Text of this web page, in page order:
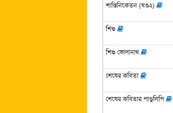
শান্তিনিকেতন (খণ্ড২)
শিশু
শিশু ভোলানাথ
শেষের কবিতা
শেষের কবিতার পাণ্ডুলিপি